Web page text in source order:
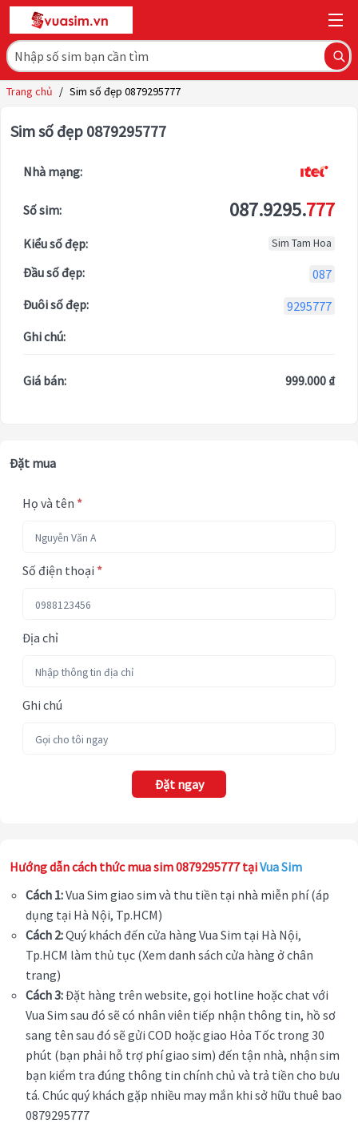
Trang chủ / Sim số đẹp 0879295777
Sim số đẹp 0879295777
Nhà mạng:
Số sim: 087.9295.777
Kiểu số đẹp: Sim Tam Hoa
Đầu số đẹp:
087
Đuôi số đẹp:
9295777
Ghi chú:
Giá bán: 999.000 ₫
Đặt mua
Họ và tên *
Số điện thoại *
Địa chỉ
Ghi chú
Đặt ngay
Hướng dẫn cách thức mua sim 0879295777 tạiVua Sim
Cách 1:Vua Sim giao sim và thu tiền tại nhà miễn phí (áp
dụng tại Hà Nội, Tp.HCM)
Cách 2:Quý khách đến cửa hàng Vua Sim tại Hà Nội,
Tp.HCM làm thủ tục (Xem danh sách cửa hàng ở chân
trang)
Cách 3:Đặt hàng trên website, gọi hotline hoặc chat với
Vua Sim sau đó sẽ có nhân viên tiếp nhận thông tin, hồ sơ
sang tên sau đó sẽ gửi COD hoặc giao Hỏa Tốc trong 30
phút (bạn phải hỗ trợ phí giao sim) đến tận nhà, nhận sim
bạn kiểm tra đúng thông tin chính chủ và trả tiền cho bưu
tá. Chúc quý khách gặp nhiều may mắn khi sở hữu thuê bao
0879295777